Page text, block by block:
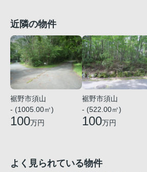
近隣の物件
裾野市須山
- (1005.00㎡)
100万円
裾野市須山
- (522.00㎡)
100万円
よく見られている物件